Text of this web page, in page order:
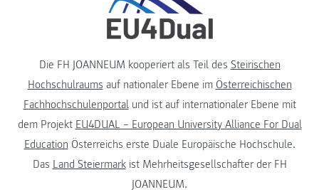
Die FH JOANNEUM kooperiert als Teil des Steirischen
Hochschulraums auf nationaler Ebene im Österreichischen
Fachhochschulenportalund ist auf internationaler Ebene mit
dem Projekt EU4DUAL – European University Alliance For Dual
Education Österreichs erste Duale Europäische Hochschule.
Das Land Steiermarkist Mehrheitsgesellschafter der FH
JOANNEUM.